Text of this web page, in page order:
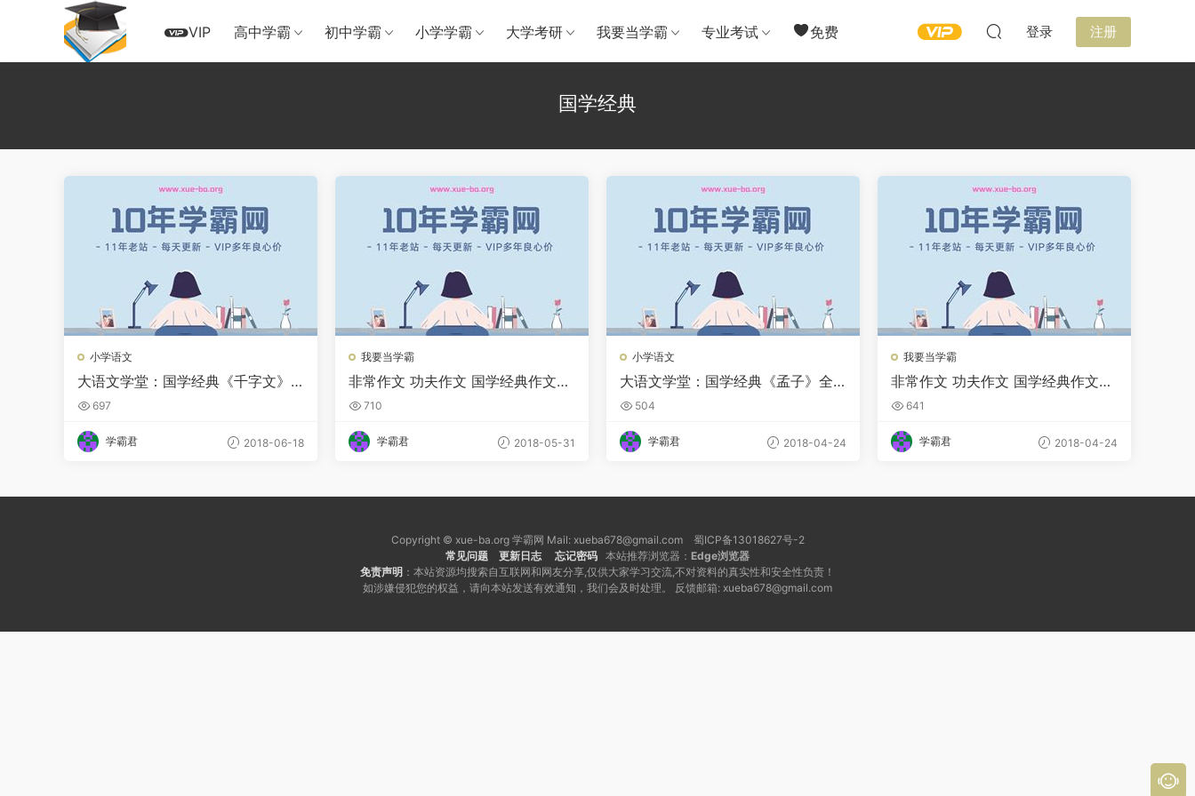
VIP 高中学霸 初中学霸 小学学霸 大学考研 我要当学霸 专业考试 免费 登录 注册
国学经典
小学语文
大语文学堂：国学经典《千字文》
全40讲
697
学霸君 2018-06-18
我要当学霸
非常作文 功夫作文 国学经典作文学
习资料 视频教程 教学视频
710
学霸君 2018-05-31
小学语文
大语文学堂：国学经典《孟子》全4
0讲504
学霸君 2018-04-24
我要当学霸
非常作文 功夫作文 国学经典作文学
习资料 视频教程 教学视频
641
学霸君 2018-04-24
Copyright © xue-ba.org 学霸网 Mail: xueba678@gmail.com 蜀ICP备13018627号-2
常见问题
更新日志 忘记密码 本站推荐浏览器： Edge浏览器
免责声明 ：本站资源均搜索自互联网和网友分享,仅供大家学习交流,不对资料的真实性和安全性负责！
如涉嫌侵犯您的权益，请向本站发送有效通知，我们会及时处理。 反馈邮箱: xueba678@gmail.com